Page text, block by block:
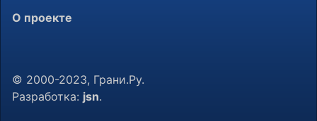
О проекте
© 2000-2023, Грани.Ру.
Разработка: jsn.